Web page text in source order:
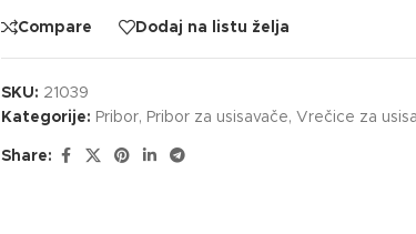
Compare Dodaj na listu želja
SKU: 21039
Kategorije: Pribor, Pribor za usisavače, Vrečice za
Share: